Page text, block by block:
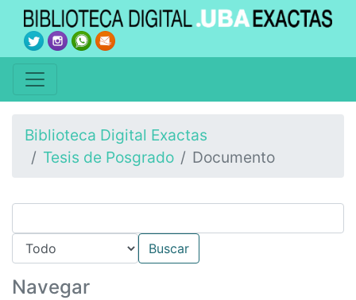
Biblioteca Digital Exactas
Tesis de Posgrado
Documento
Navegar